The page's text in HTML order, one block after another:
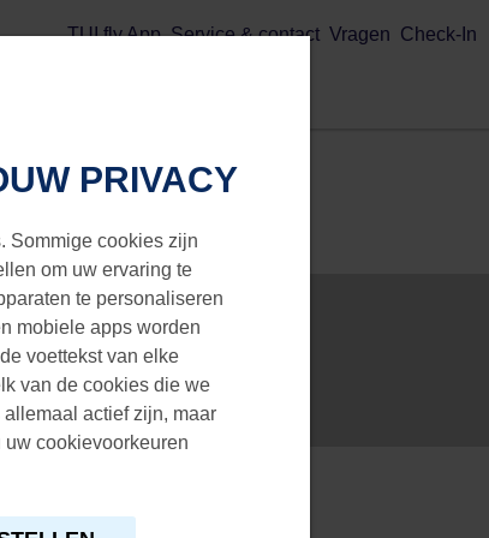
TUI fly App Service & contact Vragen Check-In
PRIVACY
Sommige cookies zijn
om uw ervaring te
te personaliseren
mobiele apps worden
voettekst van elke
van de cookies die we
actief zijn, maar
uw cookievoorkeuren